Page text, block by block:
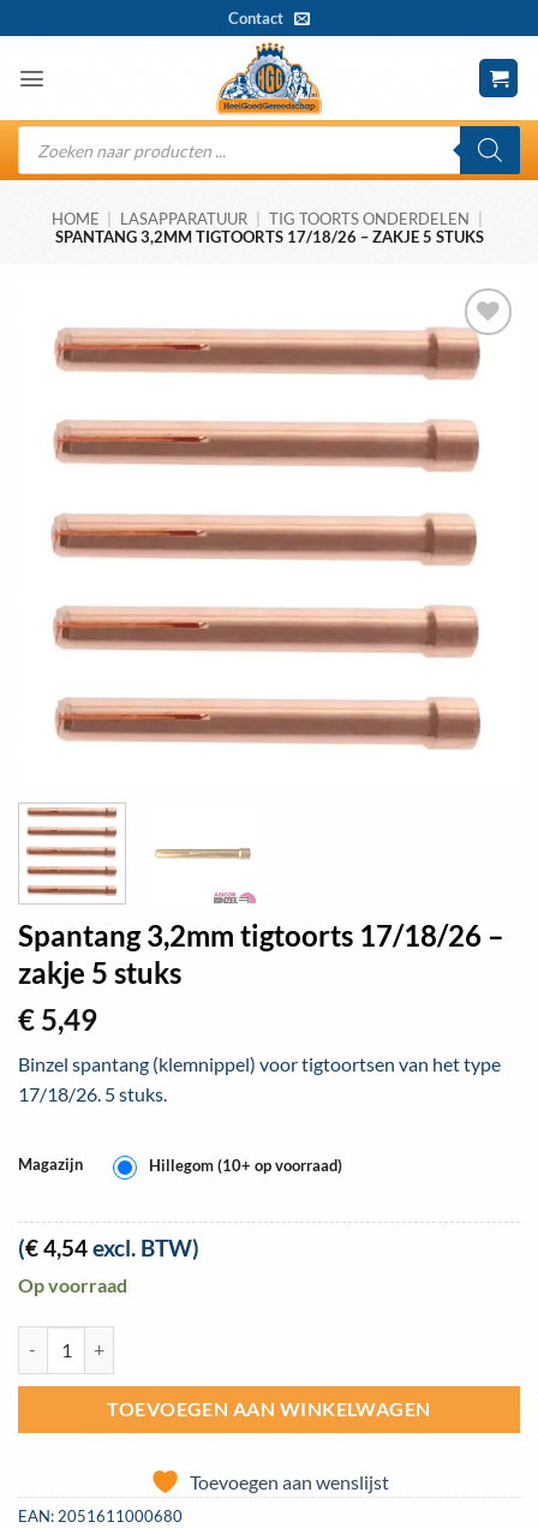
naar
inhoud
Contact
Producten
zoeken
HOME LASAPPARATUUR TIG TOORTS ONDERDELEN
SPANTANG 3,2MM TIGTOORTS 17/18/26 – ZAKJE 5 STUKS
Toevoegen
aan
Spantang 3,2mm tigtoorts 17/18/26 –
zakje 5 stuks
€ 5,49
Binzel spantang (klemnippel) voor tigtoortsen van het type
17/18/26. 5 stuks.
Magazijn Hillegom (10+ op voorraad)
(€4,54excl. BTW)
Op voorraad
TOEVOEGEN AAN WINKELWAGEN
Toevoegen aan wenslijst
EAN:2051611000680